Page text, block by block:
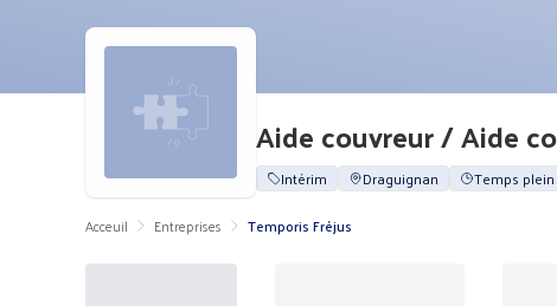
Aide couvreur / Aide
Intérim Draguignan
Temps plein
Acceuil
Entreprises Temporis Fréjus